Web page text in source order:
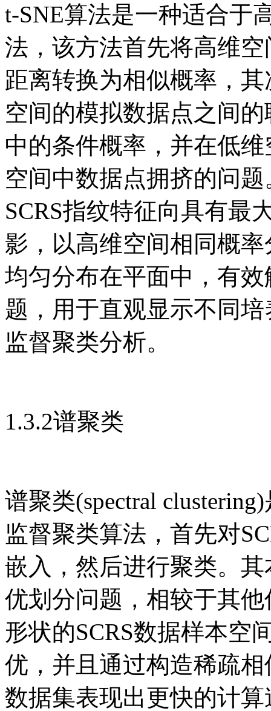
t-SNE算法是一种适合于
法，该方法首先将高维
距离转换为相似概率，
空间的模拟数据点之间
中的条件概率，并在低
空间中数据点拥挤的问
SCRS指纹特征向具有最
影，以高维空间相同概
均匀分布在平面中，有
题，用于直观显示不同
监督聚类分析。
1.3.2谱聚类
谱聚类(spectral
监督聚类算法，首先对
嵌入，然后进行聚类。
优划分问题，相较于其
形状的SCRS数据样本空
优，并且通过构造稀疏
数据集表现出更快的计